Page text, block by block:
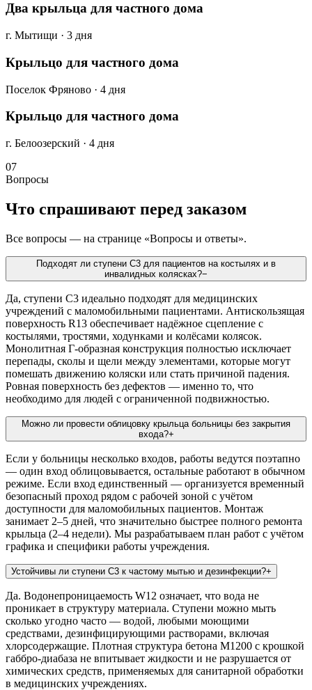
Два крыльца для частного дома
г. Мытищи · 3 дня
Крыльцо для частного дома
Поселок Фряново · 4 дня
Крыльцо для частного дома
г. Белоозерский · 4 дня
07
Вопросы
Что спрашивают перед заказом
Все вопросы — на странице «Вопросы и ответы».
Подходят ли ступени С3 для пациентов на костылях и в
инвалидных колясках?−
Да, ступени С3 идеально подходят для медицинских
учреждений с маломобильными пациентами. Антискользящая
поверхность R13 обеспечивает надёжное сцепление с
костылями, тростями, ходунками и колёсами колясок.
Монолитная Г-образная конструкция полностью исключает
перепады, сколы и щели между элементами, которые могут
помешать движению коляски или стать причиной падения.
Ровная поверхность без дефектов — именно то, что
необходимо для людей с ограниченной подвижностью.
Можно ли провести облицовку крыльца больницы без закрытия
входа?+
Если у больницы несколько входов, работы ведутся поэтапно
— один вход облицовывается, остальные работают в обычном
режиме. Если вход единственный — организуется временный
безопасный проход рядом с рабочей зоной с учётом
доступности для маломобильных пациентов. Монтаж
занимает 2–5 дней, что значительно быстрее полного ремонта
крыльца (2–4 недели). Мы разрабатываем план работ с учётом
графика и специфики работы учреждения.
Устойчивы ли ступени С3 к частому мытью и дезинфекции?+
Да. Водонепроницаемость W12 означает, что вода не
проникает в структуру материала. Ступени можно мыть
сколько угодно часто — водой, любыми моющими
средствами, дезинфицирующими растворами, включая
хлорсодержащие. Плотная структура бетона М1200 с крошкой
габбро-диабаза не впитывает жидкости и не разрушается от
химических средств, применяемых для санитарной обработки
в медицинских учреждениях.